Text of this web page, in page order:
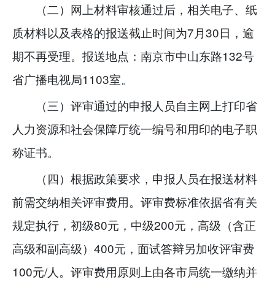
（二）网上材料审核通过后，相关电子、纸
质材料以及表格的报送截止时间为7月30日，逾
期不再受理。报送地点：南京市中山东路132号
省广播电视局1103室。
（三）评审通过的申报人员自主网上打印省
人力资源和社会保障厅统一编号和用印的电子职
称证书。
（四）根据政策要求，申报人员在报送材料
前需交纳相关评审费用。评审费标准依据省有关
规定执行，初级80元，中级200元，高级（含正
高级和副高级）400元，面试答辩另加收评审费
100元/人。评审费用原则上由各市局统一缴纳并